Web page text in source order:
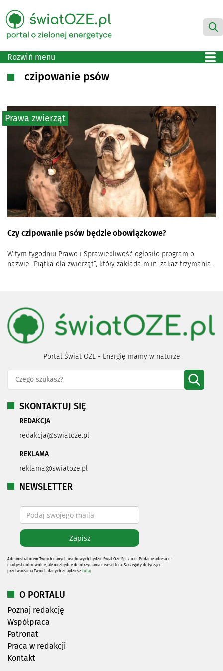
Rozwiń menu
czipowanie psów
Czy czipowanie psów będzie obowiązkowe?
W tym tygodniu Prawo i Sprawiedliwość ogłosiło program o
nazwie “Piątka dla zwierząt”, który zakłada m.in. zakaz trzymania...
Prawa zwierząt
Portal Świat OZE - Energię mamy w naturze
SKONTAKTUJ SIĘ
REDAKCJA
redakcja@swiatoze.pl
REKLAMA
reklama@swiatoze.pl
NEWSLETTER
Administratorem Twoich danych osobowych będzie Świat Oze Sp. z o.o. Podanie adresu e-
mail jest dobrowolne, ale niezbędne do otrzymania newslettera. Szczegóły dotyczące
przetwarzania Twoich danych znajdziesz tutaj
O PORTALU
Poznaj redakcję
Współpraca
Patronat
Praca w redakcji
Kontakt